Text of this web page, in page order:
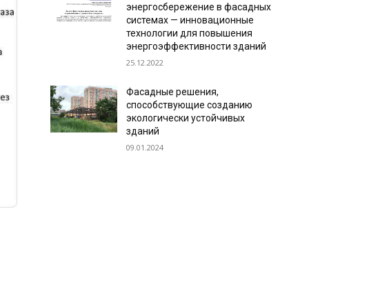
энергосбережение в фасадных
системах — инновационные
технологии для повышения
энергоэффективности зданий
25.12.2022
Фасадные решения,
способствующие созданию
экологически устойчивых
зданий
09.01.2024